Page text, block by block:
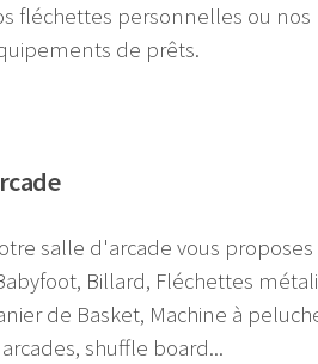
fléchettes personnelles ou nos
de prêts.
salle d'arcade vous proposes
Billard, Fléchettes
de Basket, Machine à
shuffle board...